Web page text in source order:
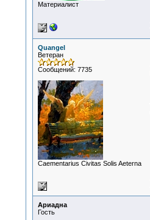
Материалист
Quangel
Ветеран
Сообщений: 7735
Сaementarius Civitas Solis Aeterna
Ариадна
Гость